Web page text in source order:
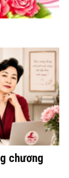
chương